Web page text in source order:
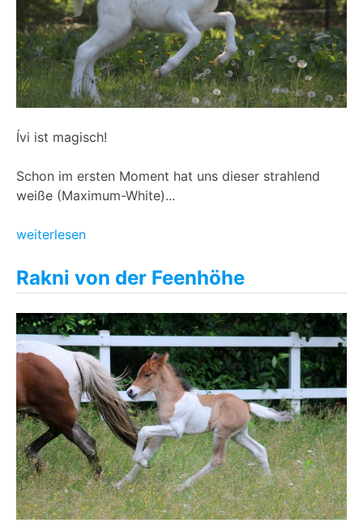
Ívi ist magisch!
Schon im ersten Moment hat uns dieser strahlend
weiße (Maximum-White)...
weiterlesen
Rakni von der Feenhöhe